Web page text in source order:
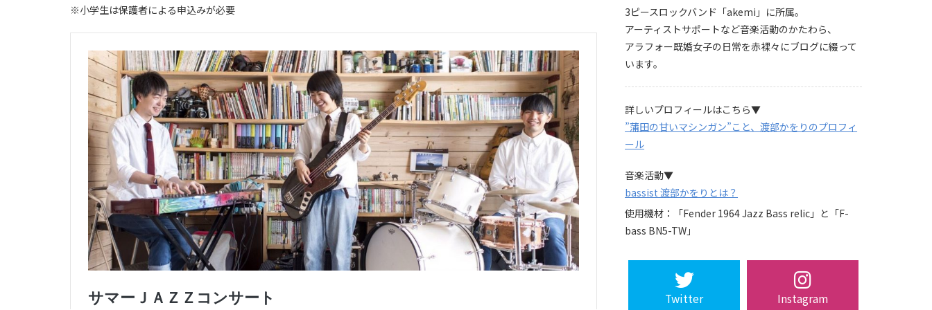
※小学生は保護者による申込みが必要
3ピースロックバンド「akemi」に所属。
アーティストサポートなど音楽活動のかたわら、
アラフォー既婚女子の日常を赤裸々にブログに綴って
います。
詳しいプロフィールはこちら▼
”蒲田の甘いマシンガン”こと、渡部かをりのプロフィ
ール
音楽活動▼
bassist 渡部かをりとは？
使用機材：「Fender 1964 Jazz Bass relic」と「F-
bass BN5-TW」
Twitter Instagram